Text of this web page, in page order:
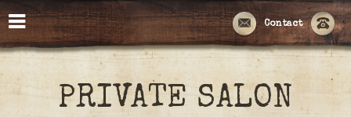
Contact
PRIVATE SALON